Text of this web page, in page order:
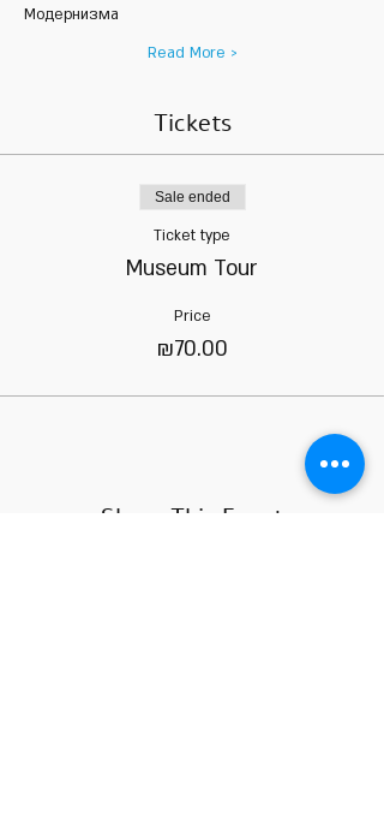
Модернизма
Read More >
Tickets
Sale ended
Ticket type
Museum Tour
Price
₪70.00
Share This Event